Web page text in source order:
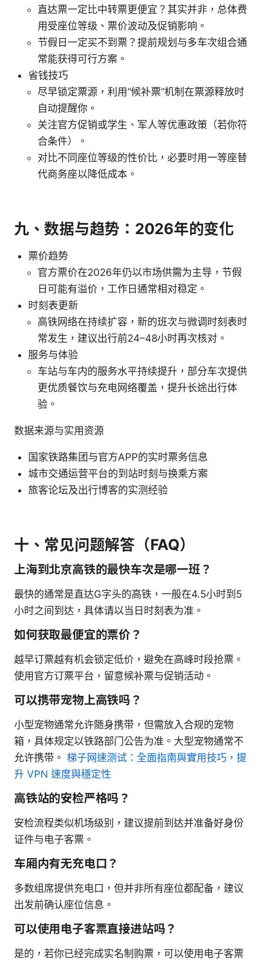
直达票一定比中转票更便宜？其实并非，总体费
用受座位等级、票价波动及促销影响。
节假日一定买不到票？提前规划与多车次组合通
常能获得可行方案。
省钱技巧
尽早锁定票源，利用“候补票”机制在票源释放时
自动提醒你。
关注官方促销或学生、军人等优惠政策（若你符
合条件）。
对比不同座位等级的性价比，必要时用一等座替
代商务座以降低成本。
九、数据与趋势：2026年的变化
票价趋势
官方票价在2026年仍以市场供需为主导，节假
日可能有溢价，工作日通常相对稳定。
时刻表更新
高铁网络在持续扩容，新的班次与微调时刻表时
常发生，建议出行前24–48小时再次核对。
服务与体验
车站与车内的服务水平持续提升，部分车次提供
更优质餐饮与充电网络覆盖，提升长途出行体
验。
数据来源与实用资源
国家铁路集团与官方APP的实时票务信息
城市交通运营平台的到站时刻与换乘方案
旅客论坛及出行博客的实测经验
十、常见问题解答（FAQ）
上海到北京高铁的最快车次是哪一班？
最快的通常是直达G字头的高铁，一般在4.5小时到5
小时之间到达，具体请以当日时刻表为准。
如何获取最便宜的票价？
越早订票越有机会锁定低价，避免在高峰时段抢票。
使用官方订票平台，留意候补票与促销活动。
可以携带宠物上高铁吗？
小型宠物通常允许随身携带，但需放入合规的宠物
箱，具体规定以铁路部门公告为准。大型宠物通常不
允许携带。 梯子网速测试：全面指南與實用技巧，提
升 VPN 速度與穩定性
高铁站的安检严格吗？
安检流程类似机场级别，建议提前到达并准备好身份
证件与电子客票。
车厢内有无充电口？
多数组席提供充电口，但并非所有座位都配备，建议
出发前确认座位信息。
可以使用电子客票直接进站吗？
是的，若你已经完成实名制购票，可以使用电子客票